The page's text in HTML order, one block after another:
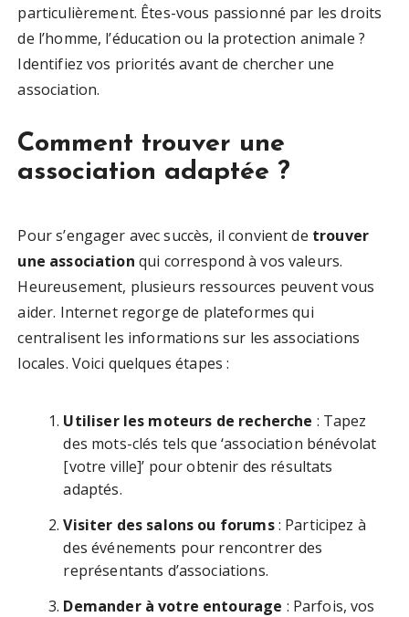
particulièrement. Êtes-vous passionné par les droits
de l’homme, l’éducation ou la protection animale ?
Identifiez vos priorités avant de chercher une
association.
Comment trouver une
association adaptée ?
Pour s’engager avec succès, il convient de trouver
une association qui correspond à vos valeurs.
Heureusement, plusieurs ressources peuvent vous
aider. Internet regorge de plateformes qui
centralisent les informations sur les associations
locales. Voici quelques étapes :
Utiliser les moteurs de recherche : Tapez
des mots-clés tels que ‘association bénévolat
[votre ville]’ pour obtenir des résultats
adaptés.
Visiter des salons ou forums: Participez à
des événements pour rencontrer des
représentants d’associations.
Demander à votre entourage : Parfois, vos